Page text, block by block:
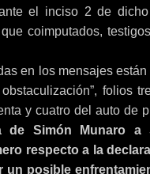
el inciso 2 de
coimputados,
en los mensajes
folios
y cuatro del auto de
de Simón Munaro a
respecto a la
un posible